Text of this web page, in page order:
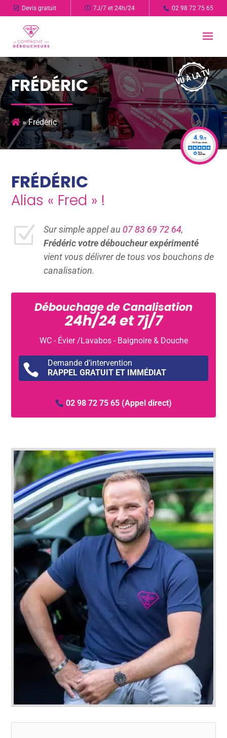
Devis gratuit 7J/7 et 24h/24 02 98 72 75 65
FRÉDÉRIC
»Frédéric
FRÉDÉRIC
Alias « Fred » !
Z Sur simple appel au 07 83 69 72 64,
Frédéric votre déboucheur expérimenté
vient vous délivrer de tous vos bouchons de
canalisation.
Débouchage de Canalisation
24h/24 et 7j/7
WC - Évier /Lavabos - Baignoire & Douche

Demande d’intervention
RAPPEL GRATUIT ET IMMÉDIAT
02 98 72 75 65 (Appel direct)